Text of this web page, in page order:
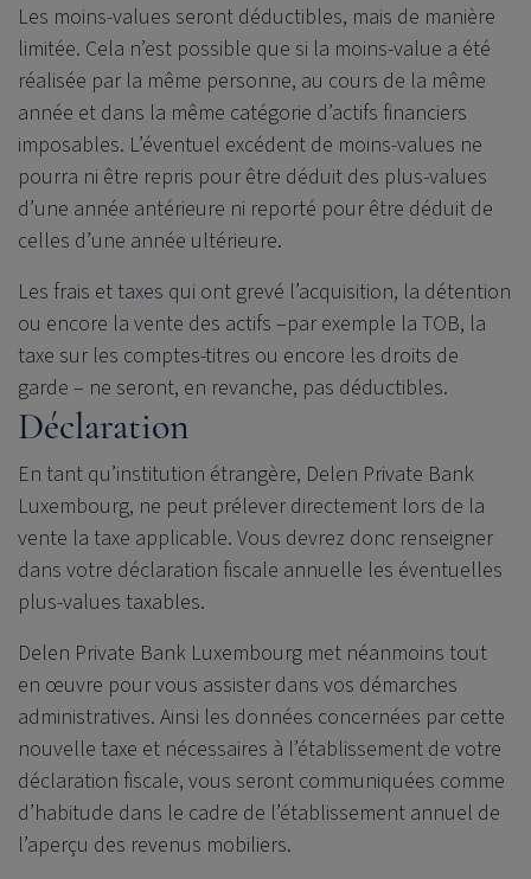
Les moins-values seront déductibles, mais de manière
limitée. Cela n’est possible que si la moins-value a été
réalisée par la même personne, au cours de la même
année et dans la même catégorie d’actifs financiers
imposables. L’éventuel excédent de moins-values ne
pourra ni être repris pour être déduit des plus-values
d’une année antérieure ni reporté pour être déduit de
celles d’une année ultérieure.
Les frais et taxes qui ont grevé l’acquisition, la détention
ou encore la vente des actifs –par exemple la TOB, la
taxe sur les comptes-titres ou encore les droits de
garde – ne seront, en revanche, pas déductibles.
Déclaration
En tant qu’institution étrangère, Delen Private Bank
Luxembourg, ne peut prélever directement lors de la
vente la taxe applicable. Vous devrez donc renseigner
dans votre déclaration fiscale annuelle les éventuelles
plus-values taxables.
Delen Private Bank Luxembourg met néanmoins tout
en œuvre pour vous assister dans vos démarches
administratives. Ainsi les données concernées par cette
nouvelle taxe et nécessaires à l’établissement de votre
déclaration fiscale, vous seront communiquées comme
d’habitude dans le cadre de l’établissement annuel de
l’aperçu des revenus mobiliers.